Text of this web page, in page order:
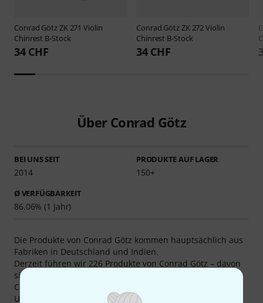
Conrad GötzZK 271 Violin
Chinrest B-Stock
34 CHF
Conrad GötzZK 272 Violin
Chinrest B-Stock
34 CHF
Über Conrad Götz
BEI UNS SEIT
2014
PRODUKTE AUF LAGER
150+
Ø VERFÜGBARKEIT
86.06% (1 Jahr)
Die Produkte von Conrad Götz kommen hauptsächlich aus
Fabriken in Deutschland und Indien.
Derzeit führen wir 226 Produkte von Conrad Götz – davon
sind 198 auf Lager verfügbar. Wir führen Produkte von
Conrad Götz seit 2014.
Um unsere Kunden bestmöglich über die Produkte von